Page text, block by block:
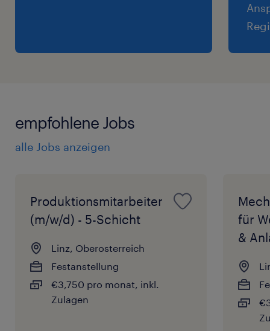
empfohlene Jobs
alle Jobs anzeigen
Produktionsmitarbeiter
(m/w/d) - 5-Schicht
Linz, Oberosterreich
Festanstellung
€3,750 pro monat, inkl.
Zulagen
für
&